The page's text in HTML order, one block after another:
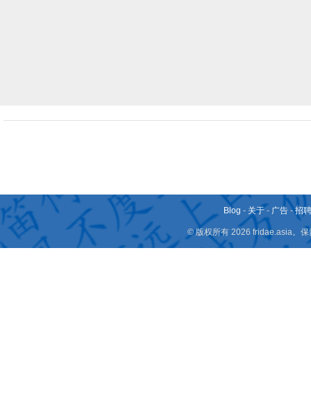
Blog - 关于 - 广告 -招
© 版权所有 2026 fridae.asia。